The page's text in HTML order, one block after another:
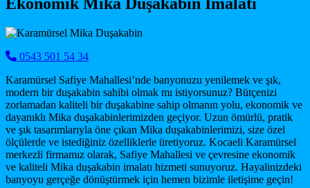
0543 501 54 34
Karamürsel Safiye Mahallesi’nde banyonuzu yenilemek ve şık,
modern bir duşakabin sahibi olmak mı istiyorsunuz? Bütçenizi
zorlamadan kaliteli bir duşakabine sahip olmanın yolu, ekonomik ve
dayanıklı Mika duşakabinlerimizden geçiyor. Uzun ömürlü, pratik
ve şık tasarımlarıyla öne çıkan Mika duşakabinlerimizi, size özel
ölçülerde ve istediğiniz özelliklerle üretiyoruz. Kocaeli Karamürsel
merkezli firmamız olarak, Safiye Mahallesi ve çevresine ekonomik
ve kaliteli Mika duşakabin imalatı hizmeti sunuyoruz. Hayalinizdeki
banyoyu gerçeğe dönüştürmek için hemen bizimle iletişime geçin!